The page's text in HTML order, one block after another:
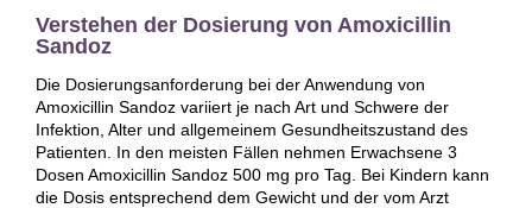
Verstehen der Dosierung von Amoxicillin
Sandoz
Die Dosierungsanforderung bei der Anwendung von
Amoxicillin Sandoz variiert je nach Art und Schwere der
Infektion, Alter und allgemeinem Gesundheitszustand des
Patienten. In den meisten Fällen nehmen Erwachsene 3
Dosen Amoxicillin Sandoz 500 mg pro Tag. Bei Kindern kann
die Dosis entsprechend dem Gewicht und der vom Arzt